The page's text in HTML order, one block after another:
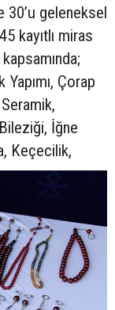
30’u geleneksel
kayıtlı miras
Çorap
İğne
Keçecilik,